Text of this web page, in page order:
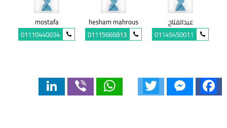
عبدالفتاح
01145450011
hesham mahrous
01115666813
mostafa
01110440034
Facebook
Messenger
WhatsApp